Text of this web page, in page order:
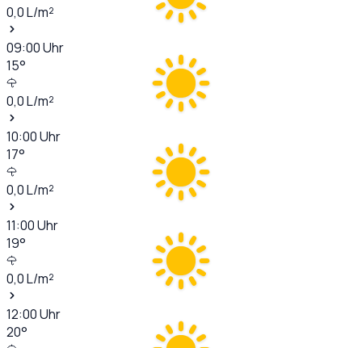
0,0L/m²
09:00Uhr
15°
0,0L/m²
10:00Uhr
17°
0,0L/m²
11:00Uhr
19°
0,0L/m²
12:00Uhr
20°